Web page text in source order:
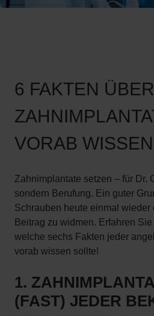
6 FAKTEN ÜBER
VORAB
Zahnimplantate setzen – für Dr.
sondern Berufung. Ein guter
Schrauben heute einmal wieder
Beitrag zu widmen. Erfahren
welche sechs Fakten jeder
vorab wissen sollte!
1.
(FAST) JEDER